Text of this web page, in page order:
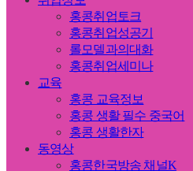
홍콩취업토크
홍콩취업성공기
롤모델과의대화
홍콩취업세미나
교육
홍콩 교육정보
홍콩 생활 필수 중국어
홍콩 생활한자
동영상
홍콩한국방송 채널K